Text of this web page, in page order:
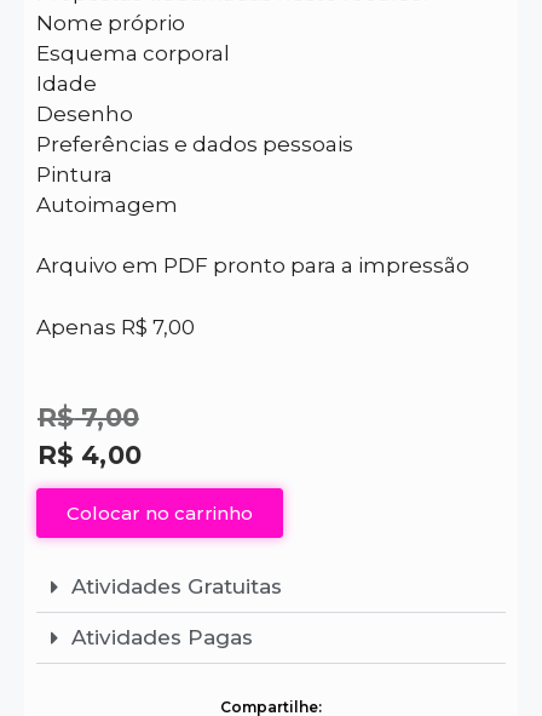
Nome próprio
Esquema corporal
Idade
Desenho
Preferências e dados pessoais
Pintura
Autoimagem
Arquivo em PDF pronto para a impressão
Apenas R$ 7,00
R$7,00
R$ 4,00
Colocar no carrinho
Atividades Gratuitas
Atividades Pagas
Compartilhe: